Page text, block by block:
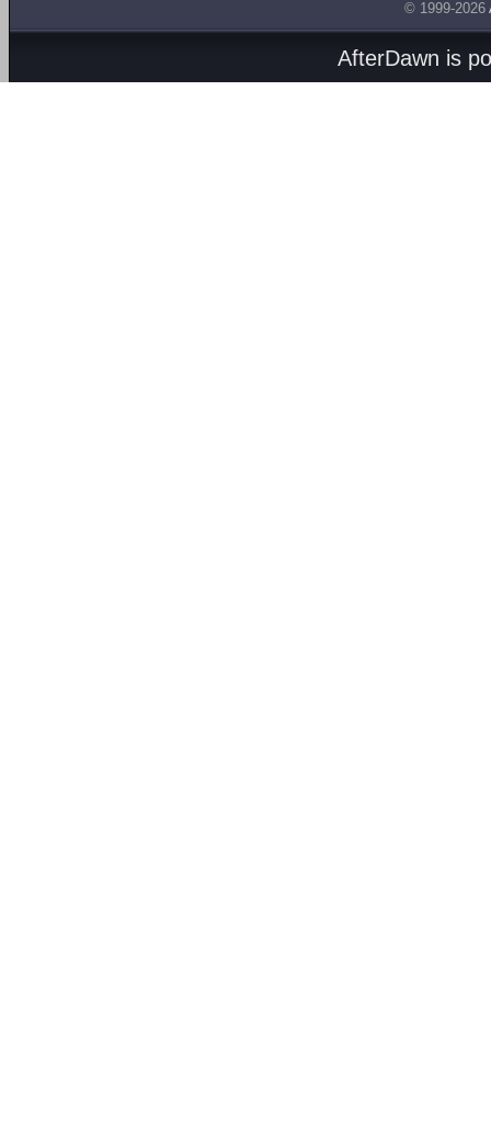
© 1999-2026
AfterDawn is